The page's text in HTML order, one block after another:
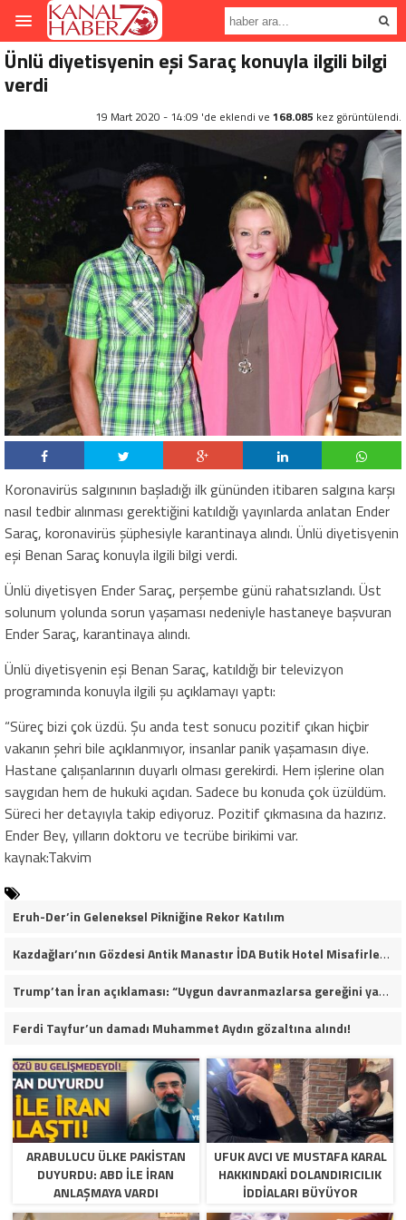
Ünlü diyetisyenin eşi Saraç konuyla ilgili bilgi
verdi
19 Mart 2020 - 14:09 'de eklendi ve 168.085 kez görüntülendi.
Koronavirüs salgınının başladığı ilk gününden itibaren salgına karşı
nasıl tedbir alınması gerektiğini katıldığı yayınlarda anlatan Ender
Saraç, koronavirüs şüphesiyle karantinaya alındı. Ünlü diyetisyenin
eşi Benan Saraç konuyla ilgili bilgi verdi.
Ünlü diyetisyen Ender Saraç, perşembe günü rahatsızlandı. Üst
solunum yolunda sorun yaşaması nedeniyle hastaneye başvuran
Ender Saraç, karantinaya alındı.
Ünlü diyetisyenin eşi Benan Saraç, katıldığı bir televizyon
programında konuyla ilgili şu açıklamayı yaptı:
“Süreç bizi çok üzdü. Şu anda test sonucu pozitif çıkan hiçbir
vakanın şehri bile açıklanmıyor, insanlar panik yaşamasın diye.
Hastane çalışanlarının duyarlı olması gerekirdi. Hem işlerine olan
saygıdan hem de hukuki açıdan. Sadece bu konuda çok üzüldüm.
Süreci her detayıyla takip ediyoruz. Pozitif çıkmasına da hazırız.
Ender Bey, yılların doktoru ve tecrübe birikimi var.
kaynak:Takvim
Eruh-Der’in Geleneksel Pikniğine Rekor Katılım
Kazdağları’nın Gözdesi Antik Manastır İDA Butik Hotel Misafirlerinden Tam Not Alıyor
Trump’tan İran açıklaması: “Uygun davranmazlarsa gereğini yaparım”
Ferdi Tayfur’un damadı Muhammet Aydın gözaltına alındı!
ARABULUCU ÜLKE PAKISTAN
DUYURDU: ABD ILE İRAN
ANLAŞMAYA VARDI
UFUK AVCI VE MUSTAFA KARAL
HAKKINDAKI DOLANDIRICILIK
İDDIALARI BÜYÜYOR